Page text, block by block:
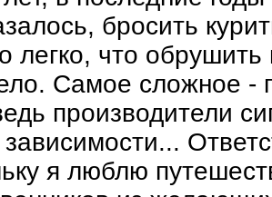
бросить
легко, что
Самое сложное -
производители
зависимости...
я люблю